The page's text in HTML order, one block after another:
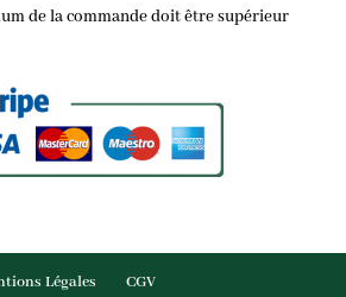
de la commande doit être supérieur
Légales CGV